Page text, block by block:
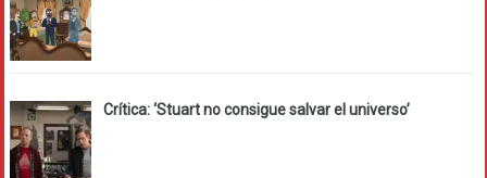
Crítica: ‘Stuart no consigue salvar el universo’